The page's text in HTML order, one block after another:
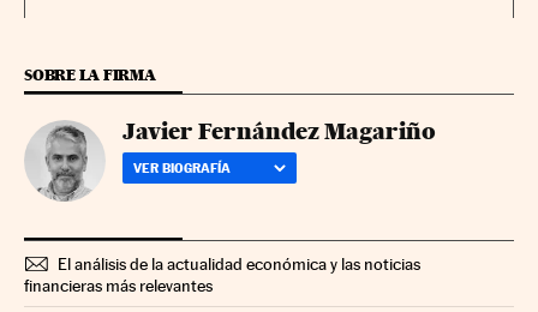
SOBRE LA FIRMA
Javier Fernández Magariño
VER BIOGRAFÍA
El análisis de la actualidad económica y las noticias
financieras más relevantes